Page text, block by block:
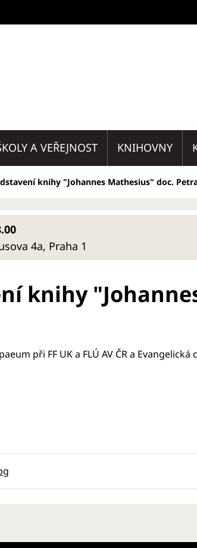
A VEŘEJNOST KNIHOVNY
knihy "Johannes Mathesius" doc.
4a, Praha 1
knihy
při FF UK a FLÚ AV ČR a